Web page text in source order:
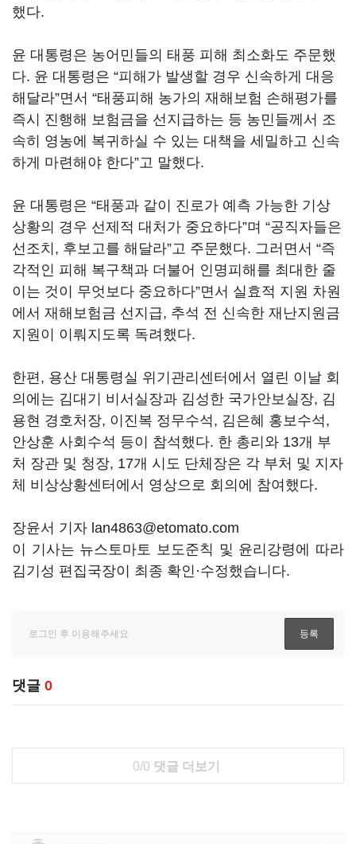
했다.
윤 대통령은 농어민들의 태풍 피해 최소화도 주문했
다. 윤 대통령은 “피해가 발생할 경우 신속하게 대응
해달라”면서 “태풍피해 농가의 재해보험 손해평가를
즉시 진행해 보험금을 선지급하는 등 농민들께서 조
속히 영농에 복귀하실 수 있는 대책을 세밀하고 신속
하게 마련해야 한다”고 말했다.
윤 대통령은 “태풍과 같이 진로가 예측 가능한 기상
상황의 경우 선제적 대처가 중요하다”며 “공직자들은
선조치, 후보고를 해달라”고 주문했다. 그러면서 “즉
각적인 피해 복구책과 더불어 인명피해를 최대한 줄
이는 것이 무엇보다 중요하다”면서 실효적 지원 차원
에서 재해보험금 선지급, 추석 전 신속한 재난지원금
지원이 이뤄지도록 독려했다.
한편, 용산 대통령실 위기관리센터에서 열린 이날 회
의에는 김대기 비서실장과 김성한 국가안보실장, 김
용현 경호처장, 이진복 정무수석, 김은혜 홍보수석,
안상훈 사회수석 등이 참석했다. 한 총리와 13개 부
처 장관 및 청장, 17개 시도 단체장은 각 부처 및 지자
체 비상상황센터에서 영상으로 회의에 참여했다.
장윤서 기자 lan4863@etomato.com
이 기사는 뉴스토마토 보도준칙 및 윤리강령에 따라
김기성 편집국장이 최종 확인·수정했습니다.
댓글 0
0/0 댓글 더보기